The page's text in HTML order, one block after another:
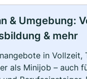
& Umgebung:
& mehr
in Vollzeit,
als Minijob – auch